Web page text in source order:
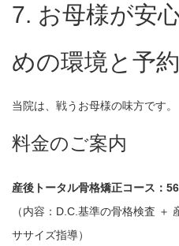
7. お母様が安
めの環境と予約
当院は、戦うお母様の味方です。
料金のご案内
産後トータル骨格矯正コース：
（内容：D.C.基準の骨格検査 ＋
ササイズ指導）